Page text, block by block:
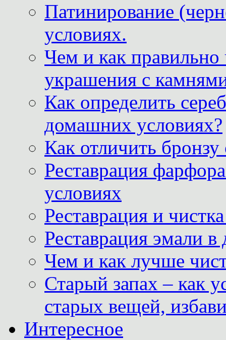
Патинирование
условиях.
Чем и как
украшения с
Как определить
домашних условиях?
Как отличить
Реставрация
условиях
Реставрация и
Реставрация эмали
Чем и как лучше
Старый запах – как
старых вещей,
Интересное